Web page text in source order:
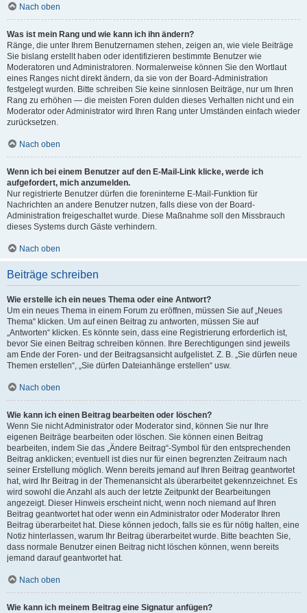
Nach oben
Was ist mein Rang und wie kann ich ihn ändern?
Ränge, die unter Ihrem Benutzernamen stehen, zeigen an, wie viele Beiträge
Sie bislang erstellt haben oder identifizieren bestimmte Benutzer wie
Moderatoren und Administratoren. Normalerweise können Sie den Wortlaut
eines Ranges nicht direkt ändern, da sie von der Board-Administration
festgelegt wurden. Bitte schreiben Sie keine sinnlosen Beiträge, nur um Ihren
Rang zu erhöhen — die meisten Foren dulden dieses Verhalten nicht und ein
Moderator oder Administrator wird Ihren Rang unter Umständen einfach wieder
zurücksetzen.
Nach oben
Wenn ich bei einem Benutzer auf den E-Mail-Link klicke, werde ich
aufgefordert, mich anzumelden.
Nur registrierte Benutzer dürfen die foreninterne E-Mail-Funktion für
Nachrichten an andere Benutzer nutzen, falls diese von der Board-
Administration freigeschaltet wurde. Diese Maßnahme soll den Missbrauch
dieses Systems durch Gäste verhindern.
Nach oben
Beiträge schreiben
Wie erstelle ich ein neues Thema oder eine Antwort?
Um ein neues Thema in einem Forum zu eröffnen, müssen Sie auf „Neues
Thema“ klicken. Um auf einen Beitrag zu antworten, müssen Sie auf
„Antworten“ klicken. Es könnte sein, dass eine Registrierung erforderlich ist,
bevor Sie einen Beitrag schreiben können. Ihre Berechtigungen sind jeweils
am Ende der Foren- und der Beitragsansicht aufgelistet. Z. B. „Sie dürfen neue
Themen erstellen“, „Sie dürfen Dateianhänge erstellen“ usw.
Nach oben
Wie kann ich einen Beitrag bearbeiten oder löschen?
Wenn Sie nicht Administrator oder Moderator sind, können Sie nur Ihre
eigenen Beiträge bearbeiten oder löschen. Sie können einen Beitrag
bearbeiten, indem Sie das „Ändere Beitrag“-Symbol für den entsprechenden
Beitrag anklicken; eventuell ist dies nur für einen begrenzten Zeitraum nach
seiner Erstellung möglich. Wenn bereits jemand auf Ihren Beitrag geantwortet
hat, wird Ihr Beitrag in der Themenansicht als überarbeitet gekennzeichnet. Es
wird sowohl die Anzahl als auch der letzte Zeitpunkt der Bearbeitungen
angezeigt. Dieser Hinweis erscheint nicht, wenn noch niemand auf Ihren
Beitrag geantwortet hat oder wenn ein Administrator oder Moderator Ihren
Beitrag überarbeitet hat. Diese können jedoch, falls sie es für nötig halten, eine
Notiz hinterlassen, warum Ihr Beitrag überarbeitet wurde. Bitte beachten Sie,
dass normale Benutzer einen Beitrag nicht löschen können, wenn bereits
jemand darauf geantwortet hat.
Nach oben
Wie kann ich meinem Beitrag eine Signatur anfügen?